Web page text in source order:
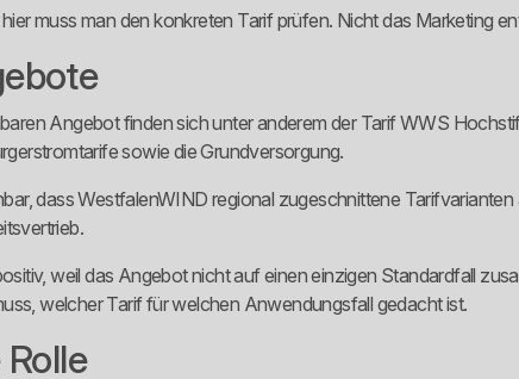
muss man den konkreten Tarif prüfen. Nicht das Marketing
Angebot finden sich unter anderem der Tarif WWS
sowie die Grundversorgung.
dass WestfalenWIND regional zugeschnittene
weil das Angebot nicht auf einen einzigen Standardfall
welcher Tarif für welchen Anwendungsfall gedacht ist.